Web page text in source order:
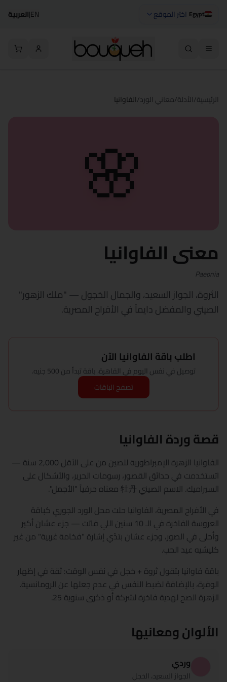
Egypt اختر الموقع EN
|العربية
الرئيسية/ الأدلة/معاني الورد/الفاوانيا
🌸
معنى الفاوانيا
Paeonia
الثروة، الجواز السعيد، والجمال الخجول — "ملك الزهور"
الصيني والمفضل دايماً في الأفراح المصرية.
اطلب باقة الفاوانيا الآن
توصيل في نفس اليوم في القاهرة، باقة تبدأ من 500 جنيه.
تصفح الباقات
قصة وردة الفاوانيا
الفاوانيا الزهرة الإمبراطورية للصين من على الأقل 2,000 سنة —
اتستخدمت في حدائق القصور، رسومات الحرير، والأشكال على
السيراميك. الاسم الصيني 牡丹 معناه حرفياً "الأجمل".
في الأفراح المصرية، الفاوانيا حلت محل الورد الجوري كباقة
العروسة الفاخرة في الـ 10 سنين اللي فاتت — جزء عشان أكبر
وأحلى في الصور، وجزء عشان بتدّي إشارة "فخامة غربية" من غير
كليشيه عيد الحب.
باقة فاوانيا بتقول ثروة + خجل في نفس الوقت: ثقة في إظهار
الوفرة، بالإضافة لضبط النفس في عدم جعلها عن الرومانسية.
الزهرة الصح لهدية فاخرة لشركة أو ذكرى سنوية 25.
الألوان ومعانيها
وردي
الجواز السعيد، الخجل